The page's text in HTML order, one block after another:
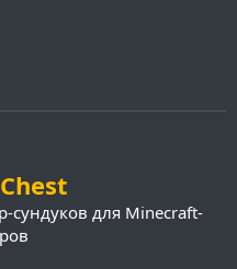
сундуков для Minecraft-